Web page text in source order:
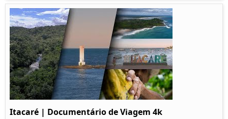
Itacaré | Documentário de Viagem 4k